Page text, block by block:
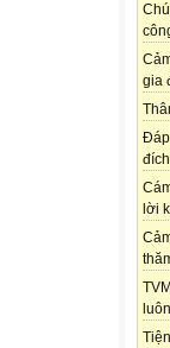
gia
lời